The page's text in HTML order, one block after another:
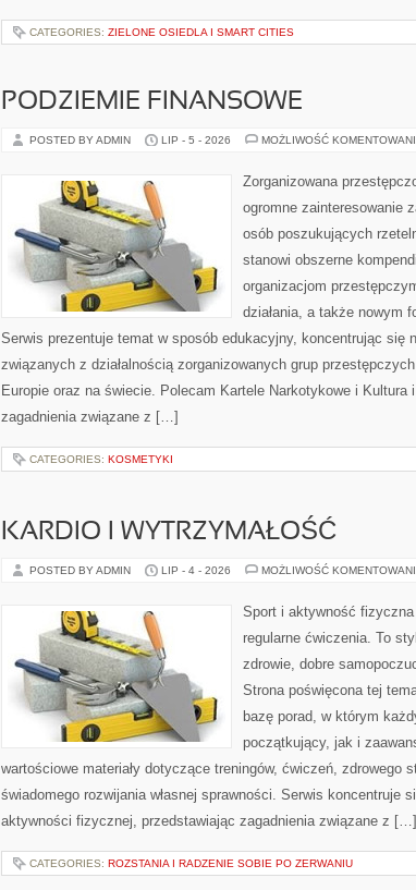
CATEGORIES: ZIELONE OSIEDLA I SMART CITIES
PODZIEMIE FINANSOWE
POSTED BY ADMIN LIP - 5 - 2026 MOŻLIWOŚĆ
Zorganizowana
ogromne zainteresowanie
osób poszukujących
stanowi obszerne
organizacjom
działania, a także nowym
Serwis prezentuje temat w sposób edukacyjny, koncentrując się
związanych z działalnością zorganizowanych grup
Europie oraz na świecie. Polecam Kartele Narkotykowe i
zagadnienia związane z […]
CATEGORIES: KOSMETYKI
KARDIO I WYTRZYMAŁOŚĆ
POSTED BY ADMIN LIP - 4 - 2026 MOŻLIWOŚĆ
Sport i aktywność
regularne ćwiczenia. To
zdrowie, dobre
Strona poświęcona tej
bazę porad, w którym
początkujący, jak i
wartościowe materiały dotyczące treningów, ćwiczeń, zdrowego
świadomego rozwijania własnej sprawności. Serwis koncentruje
aktywności fizycznej, przedstawiając zagadnienia związane z […]
CATEGORIES: ROZSTANIA I RADZENIE SOBIE PO ZERWANIU